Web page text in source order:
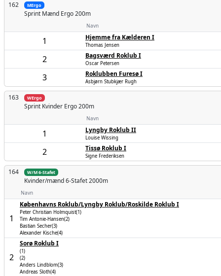
162 MErgo
Sprint Mænd Ergo 200m
Navn
1 Hjemme fra Kælderen I
Thomas Jensen
2 Bagsværd Roklub I
Oscar Petersen
3 Roklubben Furesø I
Asbjørn Stubkjær Rugh
163 WErgo
Sprint Kvinder Ergo 200m
Navn
1 Lyngby Roklub II
Louise Wissing
2 Tissø Roklub I
Signe Frederiksen
164 W/M 6-Stafet
Kvinder/mænd6-Stafet 2000m
Navn
1
Københavns Roklub/Lyngby Roklub/Roskilde Roklub I
Peter Christian Holmquist(1)
Tim Antonie-Hansen(2)
Bastian Secher(3)
Alexander Kische(4)
2
Sorø Roklub I
(1)
(2)
Anders Lindblom(3)
Andreas Sloth(4)